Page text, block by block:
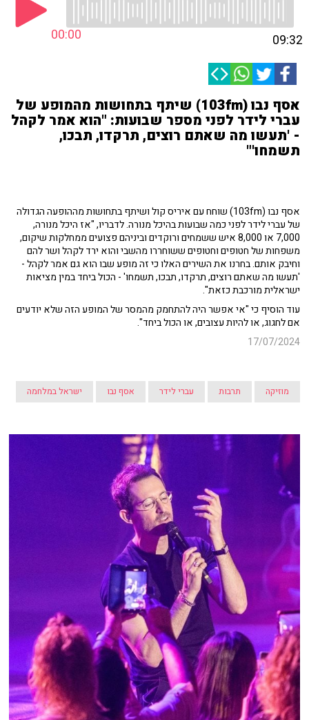
00:00 09:32
אסף נבו (103fm) שיתף בתחושות מהמופע של
עברי לידר לפני מספר שבועות: "הוא אמר לקהל
- 'תעשו מה שאתם רוצים, תרקדו, תבכו,
תשמחו'"
אסף נבו (103fm) שוחח עם איריס קול ושיתף בתחושות מההופעה הגדולה
של עברי לידר לפני כמה שבועות בהיכל מנורה. לדבריו, "אז היכל מנורה,
7,000 או 8,000 איש ששמחים ורוקדים וביניהם פצועים ממחלקות שיקום,
משפחות של חטופים וחטופים ששוחררו מהשבי והוא ירד לקהל ושר להם
וחיבק אותם. בחרנו את השירים האלו כי זה מופע שבו הוא גם אמר לקהל -
'תעשו מה שאתם רוצים, תרקדו, תבכו, תשמחו' - הכול ביחד במין מציאות
ישראלית מורכבת כזאת".
עוד הוסיף כי "אי אפשר היה להתחמק מהמסר של המופע הזה שלא יודעים
אם לחגוג, או להיות עצובים, או הכול ביחד".
17/07/2024
מוזיקה תרבות עברי לידר אסף נבו ישראל במלחמה